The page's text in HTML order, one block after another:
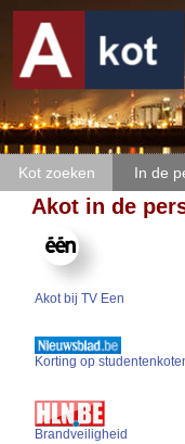
Kot zoeken In de
Akot in de
Akot bij TV Een
Korting op
Brandveiligheid